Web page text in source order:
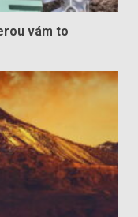
vám to